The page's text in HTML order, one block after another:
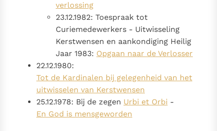
verlossing
23.12.1982: Toespraak tot
Curiemedewerkers - Uitwisseling
Kerstwensen en aankondiging Heilig
Jaar 1983: Opgaan naar de Verlosser
22.12.1980:
Tot de Kardinalen bij gelegenheid van het
uitwisselen van Kerstwensen
25.12.1978: Bij de zegen Urbi et Orbi -
En God is mensgeworden